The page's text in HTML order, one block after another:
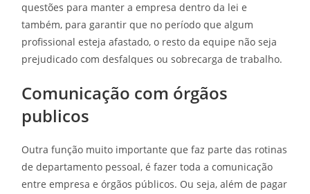
questões para manter a empresa dentro da lei e
também, para garantir que no período que algum
profissional esteja afastado, o resto da equipe não seja
prejudicado com desfalques ou sobrecarga de trabalho.
Comunicação com órgãos
publicos
Outra função muito importante que faz parte das rotinas
de departamento pessoal, é fazer toda a comunicação
entre empresa e órgãos públicos. Ou seja, além de pagar